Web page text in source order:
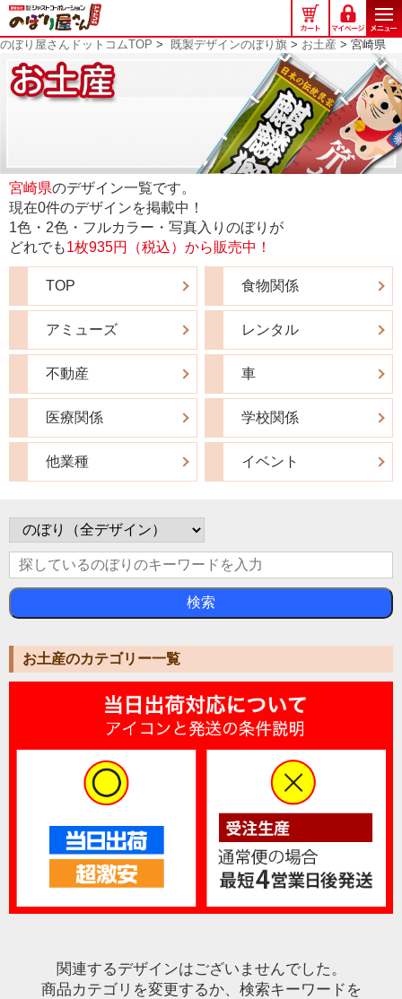
の
ぼ
り
屋
さ
ト
コ
ム
のぼり屋さんドットコムTOP > 既製デザインのぼり旗 > お土産 > 宮崎県
宮崎県のデザイン一覧です。
現在0件のデザインを掲載中！
1色・2色・フルカラー・写真入りのぼりが
どれでも1枚935円（税込）から販売中！
TOP
アミューズ
不動産
医療関係
他業種
食物関係
レンタル
車
学校関係
イベント
検索
お土産のカテゴリー一覧
関連するデザインはございませんでした。
商品カテゴリを変更するか、検索キーワードを